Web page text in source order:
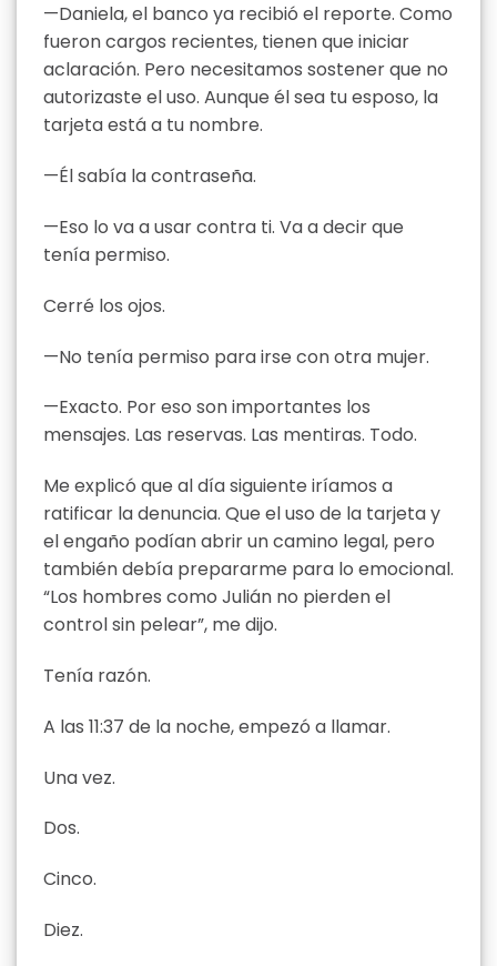
—Daniela, el banco ya recibió el reporte. Como
fueron cargos recientes, tienen que iniciar
aclaración. Pero necesitamos sostener que no
autorizaste el uso. Aunque él sea tu esposo, la
tarjeta está a tu nombre.
—Él sabía la contraseña.
—Eso lo va a usar contra ti. Va a decir que
tenía permiso.
Cerré los ojos.
—No tenía permiso para irse con otra mujer.
—Exacto. Por eso son importantes los
mensajes. Las reservas. Las mentiras. Todo.
Me explicó que al día siguiente iríamos a
ratificar la denuncia. Que el uso de la tarjeta y
el engaño podían abrir un camino legal, pero
también debía prepararme para lo emocional.
“Los hombres como Julián no pierden el
control sin pelear”, me dijo.
Tenía razón.
A las 11:37 de la noche, empezó a llamar.
Una vez.
Dos.
Cinco.
Diez.